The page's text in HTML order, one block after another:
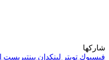
شاركها
فيسبوك تويتر لينكدإن بينتيريست